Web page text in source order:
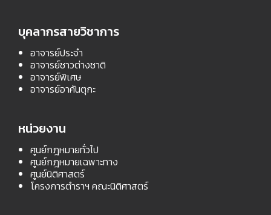
บุคลากรสายวิชาการ
อาจารย์ประจำ
อาจารย์ชาวต่างชาติ
อาจารย์พิเศษ
อาจารย์อาคันตุกะ
หน่วยงาน
ศูนย์กฎหมายทั่วไป
ศูนย์กฎหมายเฉพาะทาง
ศูนย์นิติศาสตร์
โครงการตำราฯ คณะนิติศาสตร์